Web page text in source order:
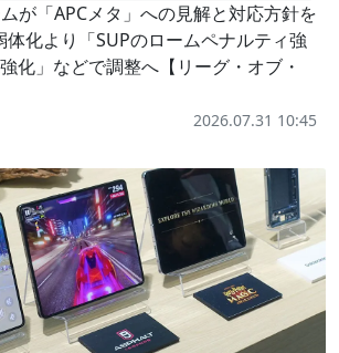
ムが「APCメタ」への見解と対応方針を
化より「SUPのロームペナルティ強
化」などで調整へ【リーグ・オブ・
2026.07.31 10:45